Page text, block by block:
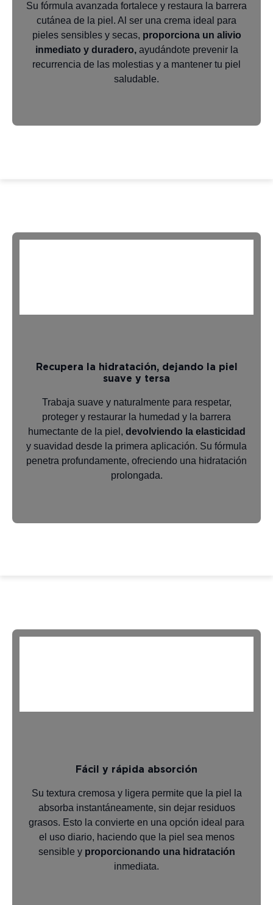
Su fórmula avanzada fortalece y restaura la barrera
cutánea de la piel. Al ser una crema ideal para
pieles sensibles y secas, proporciona un alivio
inmediato y duradero,ayudándote prevenir la
recurrencia de las molestias y a mantener tu piel
saludable.
Recupera la hidratación, dejando la piel
suave y tersa
Trabaja suave y naturalmente para respetar,
proteger y restaurar la humedad y la barrera
humectante de la piel, devolviendo la elasticidad
y suavidad desde la primera aplicación. Su fórmula
penetra profundamente, ofreciendo una hidratación
prolongada.
Fácil y rápida absorción
Su textura cremosa y ligera permite que la piel la
absorba instantáneamente, sin dejar residuos
grasos. Esto la convierte en una opción ideal para
el uso diario, haciendo que la piel sea menos
sensible y proporcionando una hidratación
inmediata.